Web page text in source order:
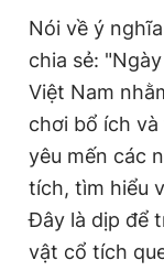
Nói về ý
chia sẻ:
Việt Nam
chơi bổ ích
yêu mến các
tích, tìm hiểu
Đây là dịp để
vật cổ tích